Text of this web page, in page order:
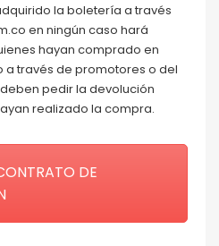
la boletería a través
en ningún caso hará
hayan comprado en
a través de promotores o del
pedir la devolución
realizado la compra.
DE